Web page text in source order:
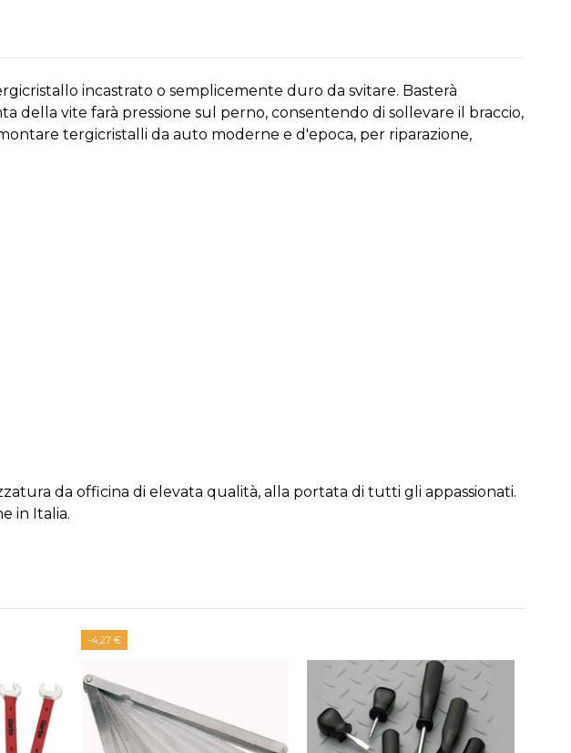
incastrato o semplicemente duro da svitare. Basterà
della vite farà pressione sul perno, consentendo di sollevare il braccio,
tergicristalli da auto moderne e d'epoca, per riparazione,
da officina di elevata qualità, alla portata di tutti gli appassionati.
in Italia.
-4,27 €